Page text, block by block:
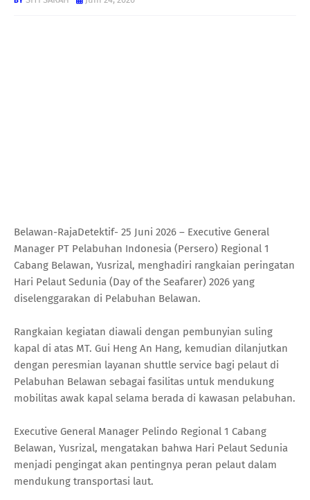
Belawan-RajaDetektif- 25 Juni 2026 – Executive General
Manager PT Pelabuhan Indonesia (Persero) Regional 1
Cabang Belawan, Yusrizal, menghadiri rangkaian peringatan
Hari Pelaut Sedunia (Day of the Seafarer) 2026 yang
diselenggarakan di Pelabuhan Belawan.
Rangkaian kegiatan diawali dengan pembunyian suling
kapal di atas MT. Gui Heng An Hang, kemudian dilanjutkan
dengan peresmian layanan shuttle service bagi pelaut di
Pelabuhan Belawan sebagai fasilitas untuk mendukung
mobilitas awak kapal selama berada di kawasan pelabuhan.
Executive General Manager Pelindo Regional 1 Cabang
Belawan, Yusrizal, mengatakan bahwa Hari Pelaut Sedunia
menjadi pengingat akan pentingnya peran pelaut dalam
mendukung transportasi laut.